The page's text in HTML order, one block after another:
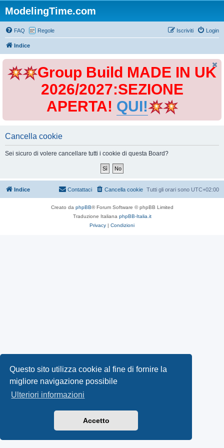
Questo sito utilizza cookie al fine di fornire la
migliore navigazione possibile
Ulteriori informazioni
Accetto
ModelingTime.com
FAQ Regole Login
Iscriviti
Indice
Group Build MADE IN UK
2026/2027:SEZIONE
APERTA! QUI!
Cancella cookie
Sei sicuro di volere cancellare tutti i cookie di questa Board?
Indice Tutti gli orari sono UTC+02:00
Cancella cookie
Contattaci
Creato da phpBB® Forum Software © phpBB Limited
Traduzione Italiana phpBB-Italia.it
Privacy | Condizioni